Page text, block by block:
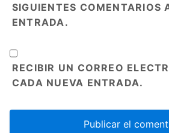
SIGUIENTES COMENTARIOS
ENTRADA.
RECIBIR UN CORREO
CADA NUEVA ENTRADA.